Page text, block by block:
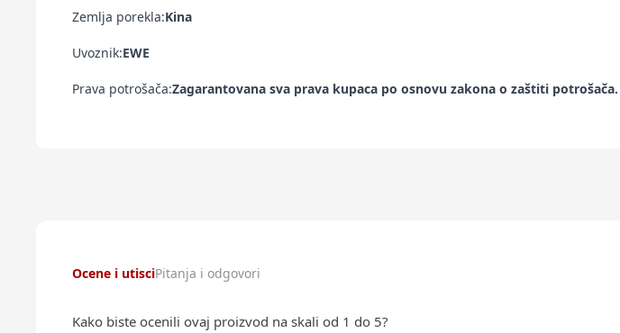
Zemlja porekla:Kina
Uvoznik:EWE
Prava potrošača:Zagarantovana sva prava kupaca po osnovu zakona o zaštiti potrošača.
Ocene i utisciPitanja i odgovori
Kako biste ocenili ovaj proizvod na skali od 1 do 5?